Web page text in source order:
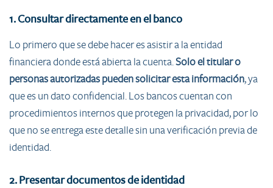
1. Consultar directamente en el banco
Lo primero que se debe hacer es asistir a la entidad
financiera donde está abierta la cuenta.Solo el titular o
personas autorizadas pueden solicitar esta información, ya
que es un dato confidencial. Los bancos cuentan con
procedimientos internos que protegen la privacidad, por lo
que no se entrega este detalle sin una verificación previa de
identidad.
2. Presentar documentos de identidad